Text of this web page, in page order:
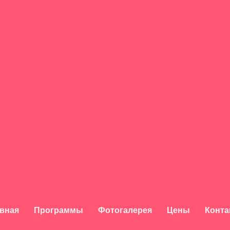
Программы Фотогалерея Цены